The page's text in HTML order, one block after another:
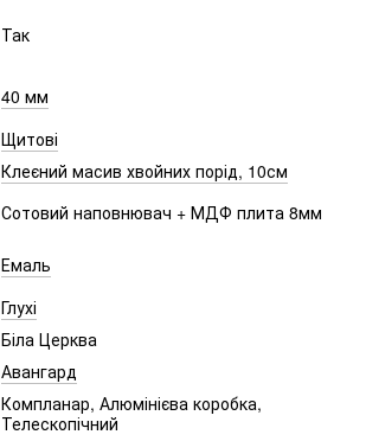
Так
40 мм
Щитові
Клеєний масив хвойних порід, 10см
Сотовий наповнювач + МДФ плита 8мм
Емаль
Глухі
Біла Церква
Авангард
Компланар, Алюмінієва коробка,
Телескопічний